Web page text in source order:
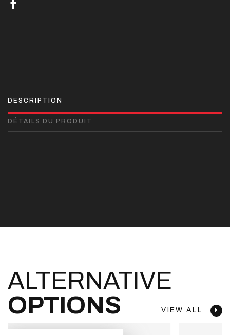
DESCRIPTION
DÉTAILS DU PRODUIT
ALTERNATIVE
OPTIONS
VIEW ALL